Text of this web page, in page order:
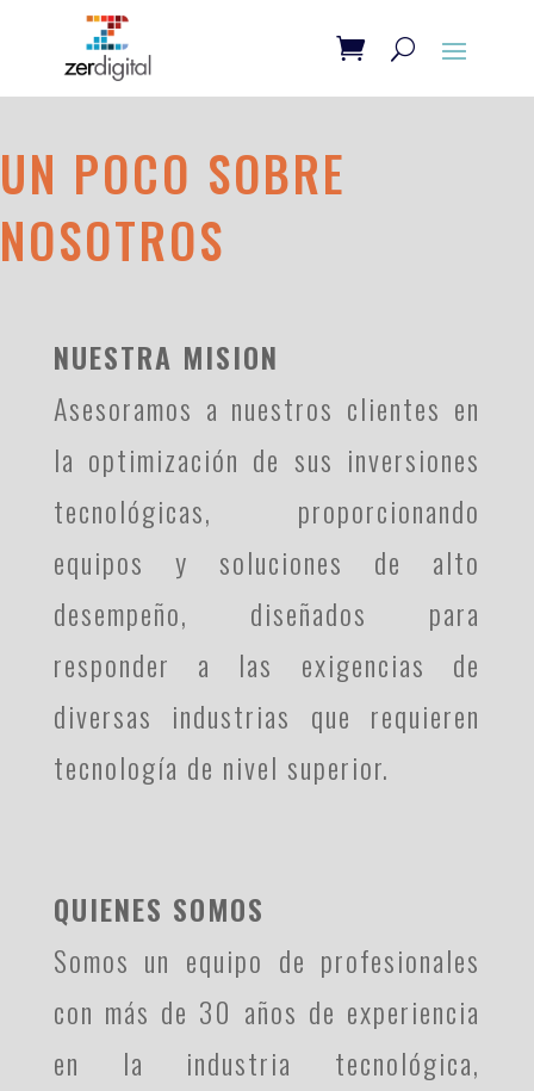
UN POCO SOBRE
NOSOTROS
NUESTRA MISION
Asesoramos a nuestros clientes en
la optimización de sus inversiones
tecnológicas, proporcionando
equipos y soluciones de alto
desempeño, diseñados para
responder a las exigencias de
diversas industrias que requieren
tecnología de nivel superior.
QUIENES SOMOS
Somos un equipo de profesionales
con más de 30 años de experiencia
en la industria tecnológica,